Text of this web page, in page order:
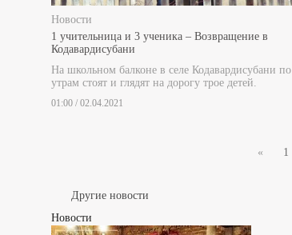
Новости
1 учительница и 3 ученика – Возвращение в
Кодавардисубани
На школьном балконе в селе Кодавардисубани по
утрам стоят и глядят на дорогу трое детей.
01:00 / 02.04.2021
« 1
Другие новости
Новости